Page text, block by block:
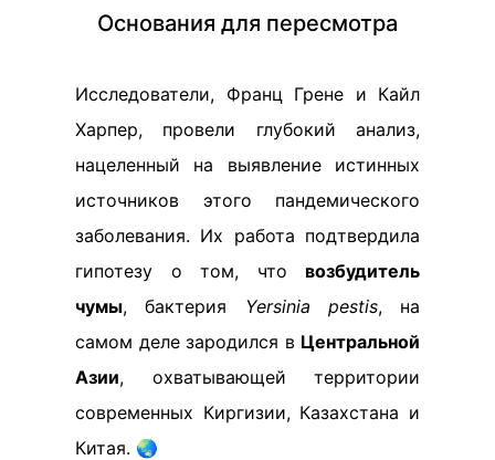
Основания для пересмотра
Исследователи, Франц Грене и Кайл
Харпер, провели глубокий анализ,
нацеленный на выявление истинных
источников этого пандемического
заболевания. Их работа подтвердила
гипотезу о том, что возбудитель
чумы, бактерия Yersinia pestis, на
самом деле зародился в Центральной
Азии, охватывающей территории
современных Киргизии, Казахстана и
Китая. 🌏